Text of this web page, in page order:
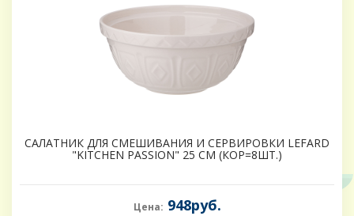
САЛАТНИК ДЛЯ СМЕШИВАНИЯ И СЕРВИРОВКИ LEFARD
"KITCHEN PASSION" 25 СМ (КОР=8ШТ.)
Цена: 948руб.